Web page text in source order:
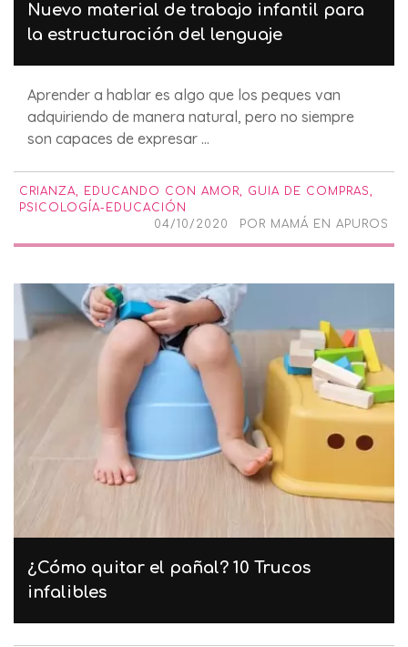
Nuevo material de trabajo infantil para
la estructuración del lenguaje
Aprender a hablar es algo que los peques van
adquiriendo de manera natural, pero no siempre
son capaces de expresar ...
CRIANZA, EDUCANDO CON AMOR, GUIA DE COMPRAS,
PSICOLOGÍA-EDUCACIÓN
04/10/2020
POR MAMÁ EN APUROS
¿Cómo quitar el pañal? 10 Trucos
infalibles